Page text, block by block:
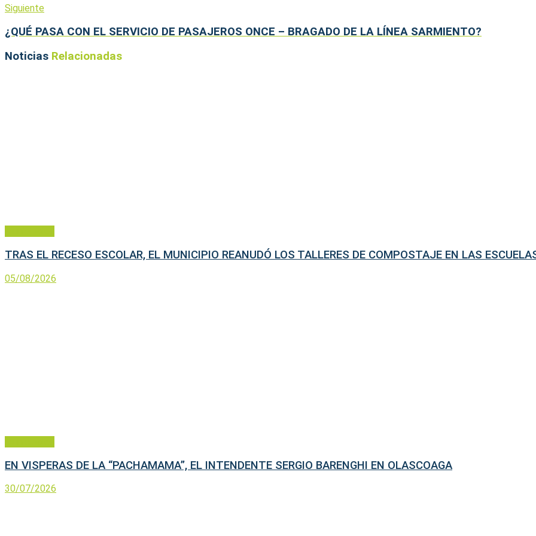
Siguiente
¿QUÉ PASA CON EL SERVICIO DE PASAJEROS ONCE – BRAGADO DE LA LÍNEA SARMIENTO?
Noticias Relacionadas
TRAS EL RECESO ESCOLAR, EL MUNICIPIO REANUDÓ LOS TALLERES DE COMPOSTAJE EN LAS
05/08/2026
EN VISPERAS DE LA “PACHAMAMA”, EL INTENDENTE SERGIO BARENGHI EN OLASCOAGA
30/07/2026